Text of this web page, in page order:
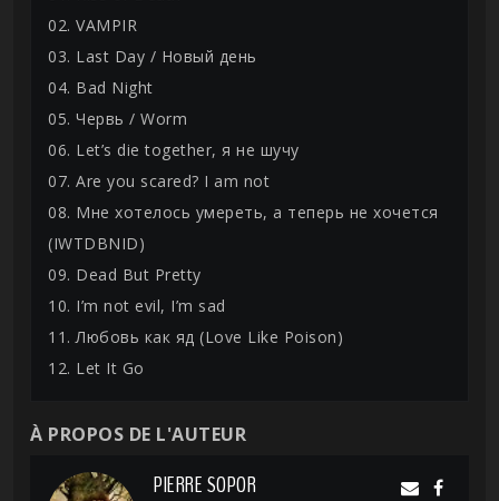
02. VAMPIR
03. Last Day / Новый день
04. Bad Night
05. Червь / Worm
06. Let’s die together, я не шучу
07. Are you scared? I am not
08. Мне хотелось умереть, а теперь не хочется
(IWTDBNID)
09. Dead But Pretty
10. I’m not evil, I’m sad
11. Любовь как яд (Love Like Poison)
12. Let It Go
À PROPOS DE L'AUTEUR
PIERRE SOPOR